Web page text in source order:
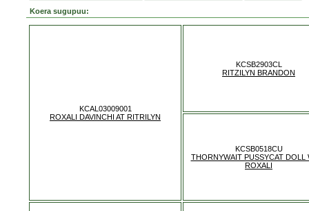
Koera sugupuu:
KCAL03009001
ROXALI DAVINCHI AT RITRILYN
KCSB2903CL
RITZILYN BRANDON
KCSB0518CU
THORNYWAIT PUSSYCAT DOLL
ROXALI